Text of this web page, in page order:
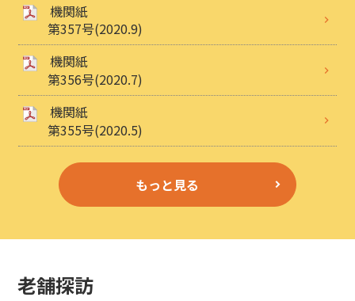
機関紙
第357号(2020.9)
機関紙
第356号(2020.7)
機関紙
第355号(2020.5)
もっと見る
老舗探訪